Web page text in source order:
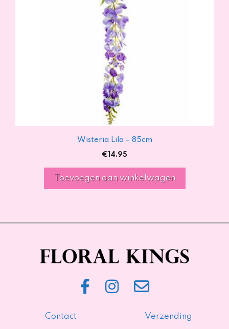
Wisteria Lila – 85cm
€ 14.95
Toevoegen aan winkelwagen
Contact Verzending